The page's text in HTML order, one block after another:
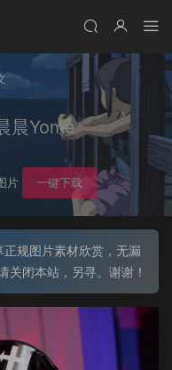
晨Yome
片 一键下载
规图片素材欣赏，无漏
关闭本站，另寻。谢谢！